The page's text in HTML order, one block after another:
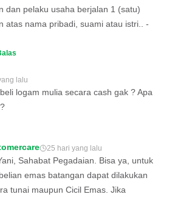
dan pelaku usaha berjalan 1 (satu)
atas nama pribadi, suami atau istri.. -
lalu
logam mulia secara cash gak ? Apa
25 hari yang lalu
Sahabat Pegadaian. Bisa ya, untuk
emas batangan dapat dilakukan
tunai maupun Cicil Emas. Jika